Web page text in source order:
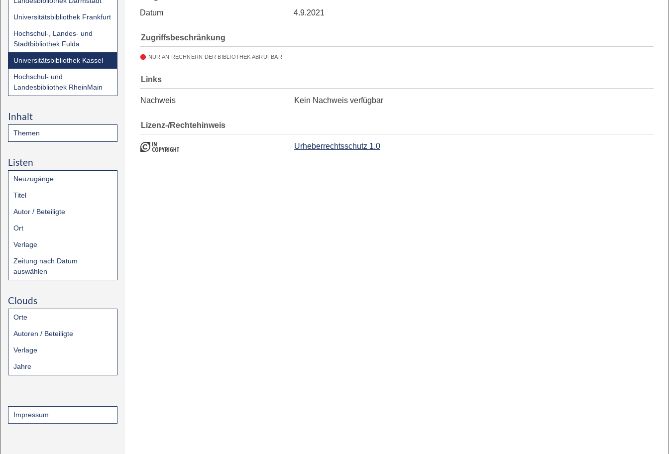
Universitätsbibliothek Frankfurt
Hochschul-, Landes- und
Stadtbibliothek Fulda
Universitätsbibliothek Kassel
Hochschul- und
Landesbibliothek RheinMain
Inhalt
Themen
Listen
Neuzugänge
Titel
Autor / Beteiligte
Ort
Verlage
Zeitung nach Datum
auswählen
Clouds
Orte
Autoren / Beteiligte
Verlage
Jahre
Impressum
Datum
4.9.2021
Zugriffsbeschränkung
NUR AN RECHNERN DER BIBLIOTHEK ABRUFBAR
Links
Nachweis Kein Nachweis verfügbar
Lizenz-/Rechtehinweis
Urheberrechtsschutz 1.0